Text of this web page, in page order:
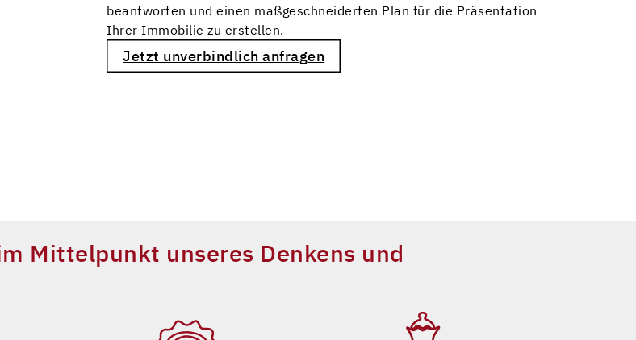
beantworten und einen maßgeschneiderten Plan für die Präsentation
Ihrer Immobilie zu erstellen.
Jetzt unverbindlich anfragen
Mittelpunkt unseres Denkens und